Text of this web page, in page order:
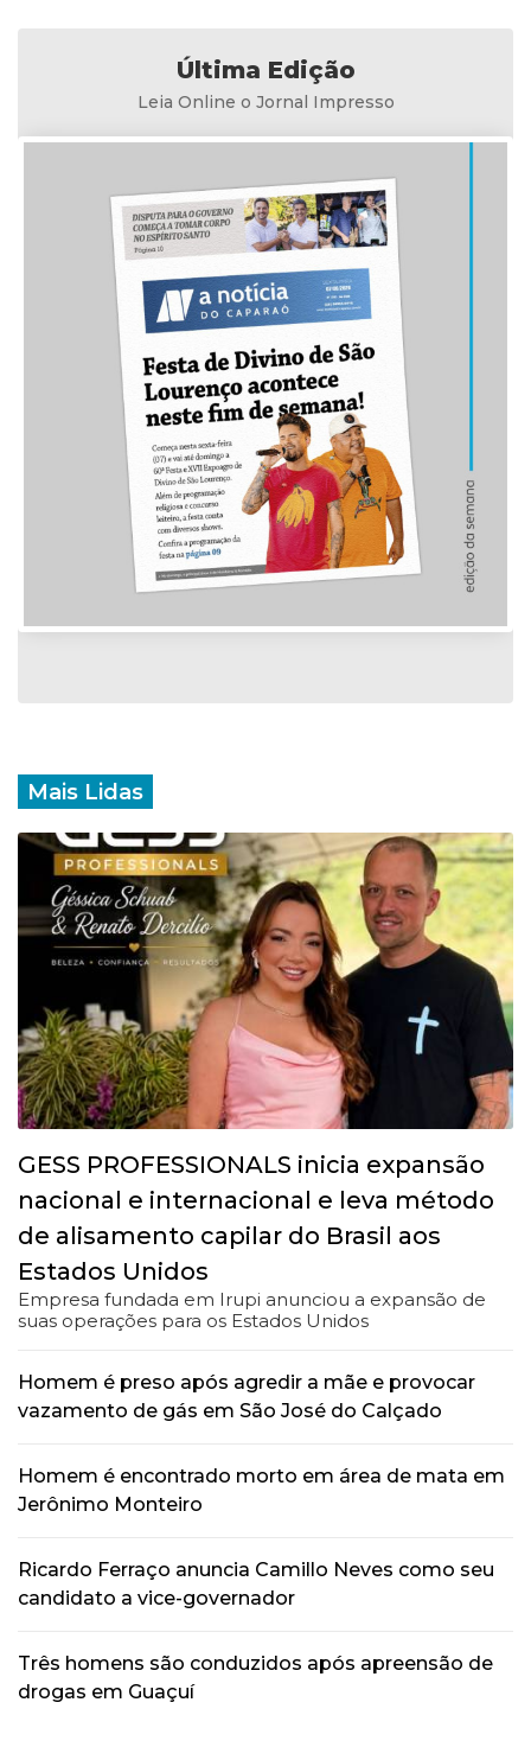
Última Edição
Leia Online o Jornal Impresso
Mais Lidas
GESS PROFESSIONALS inicia expansão
nacional e internacional e leva método
de alisamento capilar do Brasil aos
Estados Unidos
Empresa fundada em Irupi anunciou a expansão de
suas operações para os Estados Unidos
Homem é preso após agredir a mãe e provocar
vazamento de gás em São José do Calçado
Homem é encontrado morto em área de mata em
Jerônimo Monteiro
Ricardo Ferraço anuncia Camillo Neves como seu
candidato a vice-governador
Três homens são conduzidos após apreensão de
drogas em Guaçuí